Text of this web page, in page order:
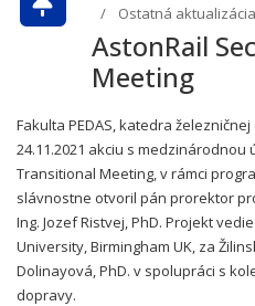
Ostatná
AstonRail
Meeting
Fakulta PEDAS, katedra
24.11.2021 akciu s medzinárodnou
Transitional Meeting, v rámci
slávnostne otvoril pán prorektor
Ing. Jozef Ristvej, PhD. Projekt
University, Birmingham UK, za
Dolinayová, PhD. v spolupráci s
dopravy.